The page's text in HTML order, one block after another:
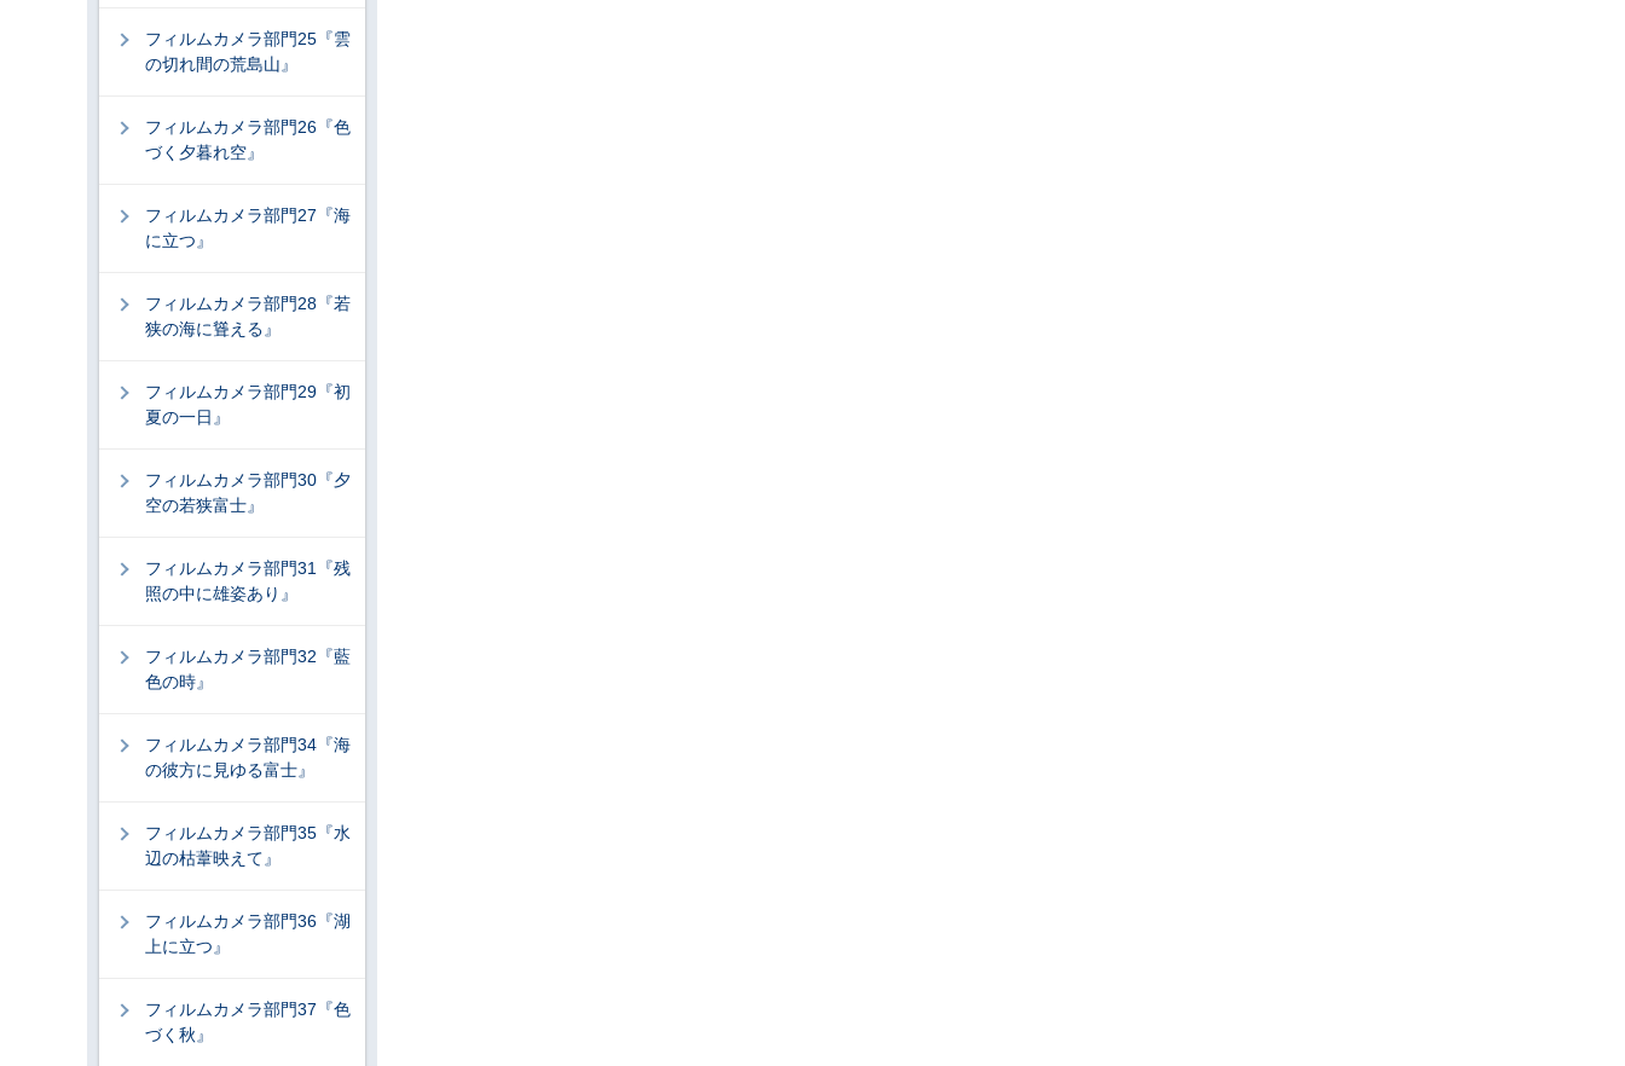
フィルムカメラ部門25『雲
の切れ間の荒島山』
フィルムカメラ部門26『色
づく夕暮れ空』
フィルムカメラ部門27『海
に立つ』
フィルムカメラ部門28『若
狭の海に聳える』
フィルムカメラ部門29『初
夏の一日』
フィルムカメラ部門30『夕
空の若狭富士』
フィルムカメラ部門31『残
照の中に雄姿あり』
フィルムカメラ部門32『藍
色の時』
フィルムカメラ部門34『海
の彼方に見ゆる富士』
フィルムカメラ部門35『水
辺の枯葦映えて』
フィルムカメラ部門36『湖
上に立つ』
フィルムカメラ部門37『色
づく秋』